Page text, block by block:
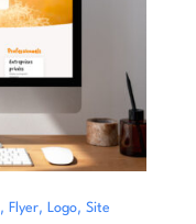
, Flyer, Logo, Site